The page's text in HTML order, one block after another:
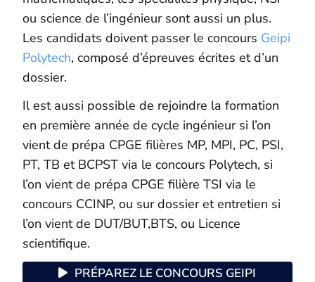
ou science de l’ingénieur sont aussi un plus.
Les candidats doivent passer le concours Geipi
Polytech, composé d’épreuves écrites et d’un
dossier.
Il est aussi possible de rejoindre la formation
en première année de cycle ingénieur si l’on
vient de prépa CPGE filières MP, MPI, PC, PSI,
PT, TB et BCPST via le concours Polytech, si
l’on vient de prépa CPGE filière TSI via le
concours CCINP, ou sur dossier et entretien si
l’on vient de DUT/BUT,BTS, ou Licence
scientifique.
PRÉPAREZ LE CONCOURS GEIPI